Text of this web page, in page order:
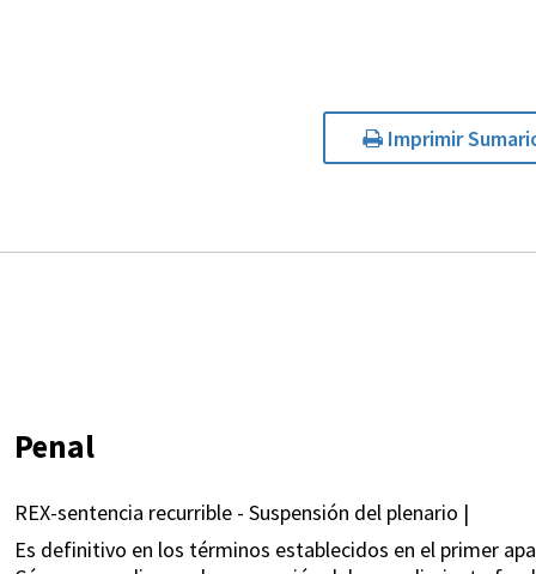
Imprimir
Penal
REX-sentencia recurrible - Suspensión del plenario |
Es definitivo en los términos establecidos en el primer